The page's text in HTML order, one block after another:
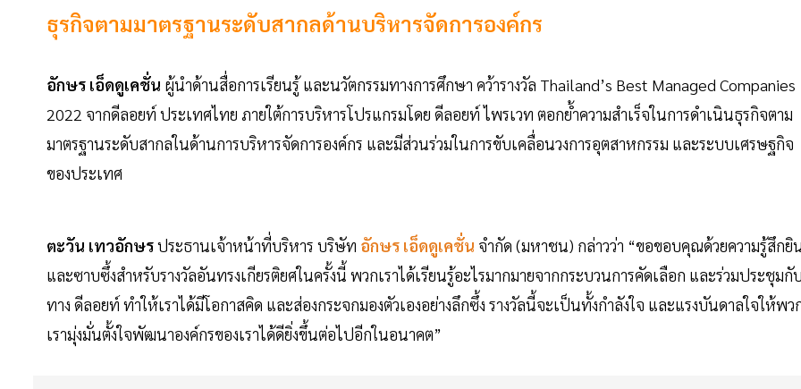
ธุรกิจตามมาตรฐานระดับสากลด้านบริหารจัดการองค์กร
อักษร เอ็ดดูเคชั่น ผู้นำด้านสื่อการเรียนรู้ และนวัตกรรมทางการศึกษา คว้ารางวัล Thailand’s Best Managed Companies
2022 จากดีลอยท์ ประเทศไทย ภายใต้การบริหารโปรแกรมโดย ดีลอยท์ ไพรเวท ตอกย้ำความสำเร็จในการดำเนินธุรกิจตาม
มาตรฐานระดับสากลในด้านการบริหารจัดการองค์กร และมีส่วนร่วมในการขับเคลื่อนวงการอุตสาหกรรม และระบบเศรษฐกิจ
ของประเทศ
ตะวัน เทวอักษรประธานเจ้าหน้าที่บริหาร บริษัท อักษร เอ็ดดูเคชั่น จำกัด (มหาชน) กล่าวว่า “ขอขอบคุณด้วยความรู้สึกยิ
และซาบซึ้งสำหรับรางวัลอันทรงเกียรติยศในครั้งนี้ พวกเราได้เรียนรู้อะไรมากมายจากกระบวนการคัดเลือก และร่วมประชุมกั
ทาง ดีลอยท์ ทำให้เราได้มีโอกาสคิด และส่องกระจกมองตัวเองอย่างลึกซึ้ง รางวัลนี้จะเป็นทั้งกำลังใจ และแรงบันดาลใจให้พว
เรามุ่งมั่นตั้งใจพัฒนาองค์กรของเราได้ดียิ่งขึ้นต่อไปอีกในอนาคต”